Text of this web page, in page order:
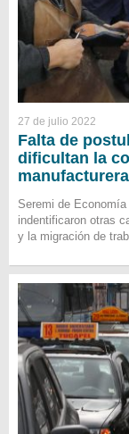
27 de julio 2022
Falta de
dificultan la
Seremi de
indentificaron otras
y la migración de